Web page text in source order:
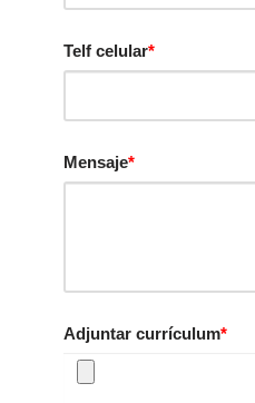
Telf celular*
Mensaje*
Adjuntar currículum*